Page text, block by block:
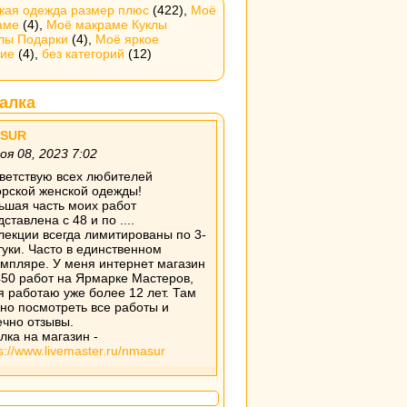
одежда размер плюс (422), Моё
(4), Моё макраме Куклы
Подарки (4), Моё яркое
(4), без категорий (12)
08, 2023 7:02
всех любителей
женской одежды!
часть моих работ
с 48 и по ....
всегда лимитированы по 3-
Часто в единственном
У меня интернет магазин
работ на Ярмарке Мастеров,
работаю уже более 12 лет. Там
посмотреть все работы и
отзывы.
на магазин -
www.livemaster.ru/nmasur